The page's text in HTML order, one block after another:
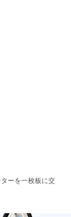
ーを一枚板に交